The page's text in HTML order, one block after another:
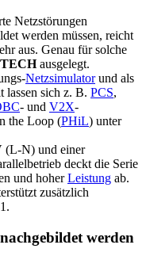
Netzstörungen
werden müssen, reicht
aus. Genau für solche
ausgelegt.
Netzsimulatorund als
lassen sich z. B. PCS,
- und V2X-
the Loop (PHiL) unter
(L-N) und einer
deckt die Serie
und hoherLeistung ab.
zusätzlich
werden